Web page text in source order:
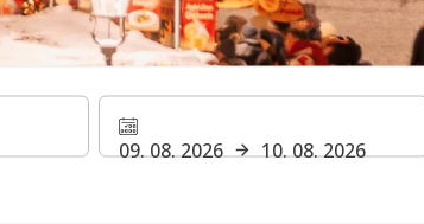
09. 08. 2026 10. 08. 2026